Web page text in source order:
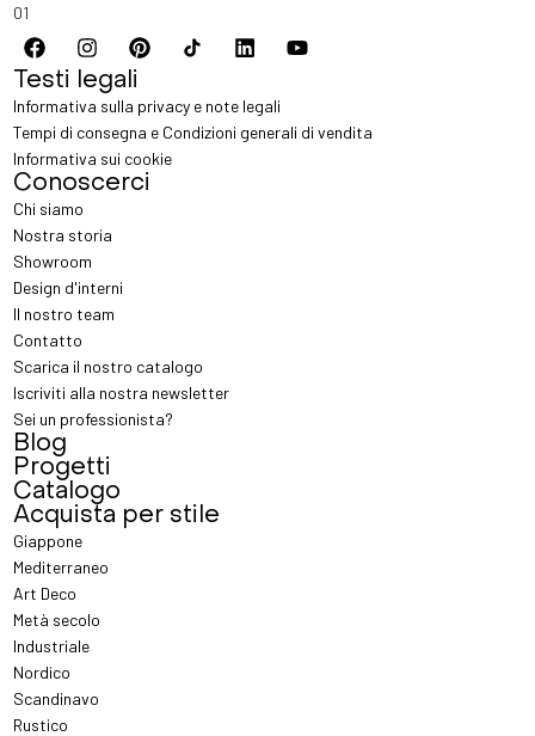
01
Testi legali
Informativa sulla privacy e note legali
Tempi di consegna e Condizioni generali di vendita
Informativa sui cookie
Conoscerci
Chi siamo
Nostra storia
Showroom
Design d'interni
Il nostro team
Contatto
Scarica il nostro catalogo
Iscriviti alla nostra newsletter
Sei un professionista?
Blog
Progetti
Catalogo
Acquista per stile
Giappone
Mediterraneo
Art Deco
Metà secolo
Industriale
Nordico
Scandinavo
Rustico